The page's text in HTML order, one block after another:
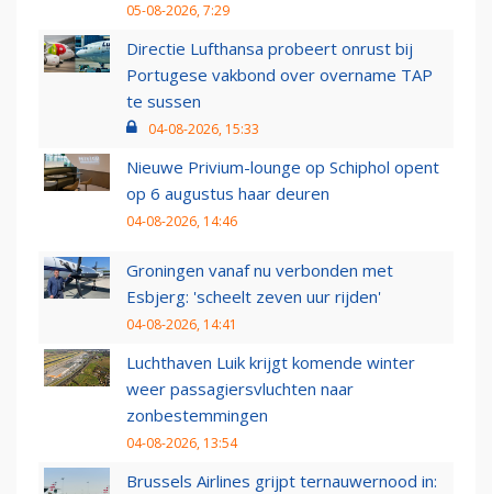
05-08-2026, 7:29
Directie Lufthansa probeert onrust bij
Portugese vakbond over overname TAP
te sussen
04-08-2026, 15:33
Nieuwe Privium-lounge op Schiphol opent
op 6 augustus haar deuren
04-08-2026, 14:46
Groningen vanaf nu verbonden met
Esbjerg: 'scheelt zeven uur rijden'
04-08-2026, 14:41
Luchthaven Luik krijgt komende winter
weer passagiersvluchten naar
zonbestemmingen
04-08-2026, 13:54
Brussels Airlines grijpt ternauwernood in: